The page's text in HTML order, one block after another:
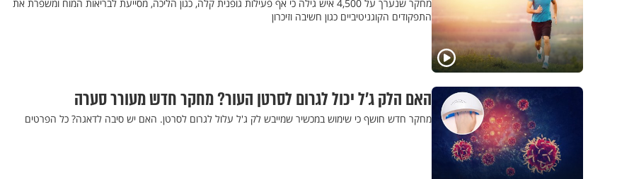
מחקר שנערך על 4,500 איש גילה כי אף פעילות גופנית קלה, כגון הליכה, מסייעת לבריאות המוח ומשפרת את
התפקודים הקוגניטיביים כגון חשיבה וזיכרון
האם הלק ג’ל יכול לגרום לסרטן העור? מחקר חדש מעורר סערה
מחקר חדש חושף כי שימוש במכשיר שמייבש לק ג'ל עלול לגרום לסרטן. האם יש סיבה לדאגה? כל הפרטים